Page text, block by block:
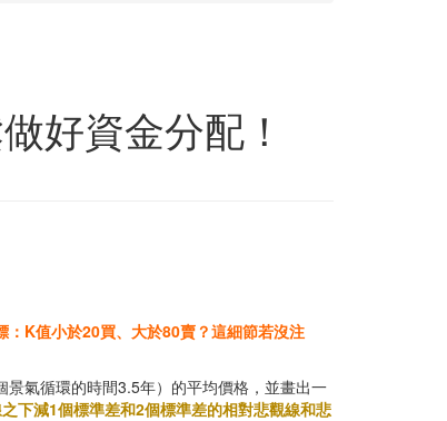
好資金分配！
：K值小於20買、大於80賣？這細節若沒注
氣循環的時間3.5年）的平均價格，並畫出一
下減1個標準差和2個標準差的相對悲觀線和悲